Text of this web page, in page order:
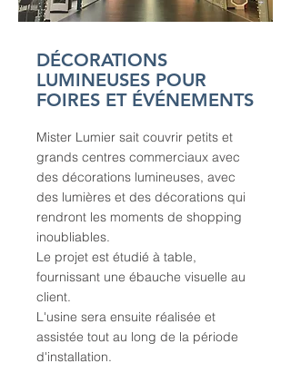
DÉCORATIONS
LUMINEUSES POUR
FOIRES ET ÉVÉNEMENTS
Mister Lumier sait couvrir petits et
grands centres commerciaux avec
des décorations lumineuses, avec
des lumières et des décorations qui
rendront les moments de shopping
inoubliables.
Le projet est étudié à table,
fournissant une ébauche visuelle au
client.
L'usine sera ensuite réalisée et
assistée tout au long de la période
d'installation.